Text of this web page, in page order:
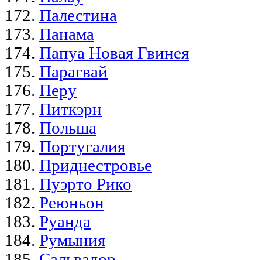
Палестина
Панама
Папуа Новая Гвинея
Парагвай
Перу
Питкэрн
Польша
Португалия
Приднестровье
Пуэрто Рико
Реюньон
Руанда
Румыния